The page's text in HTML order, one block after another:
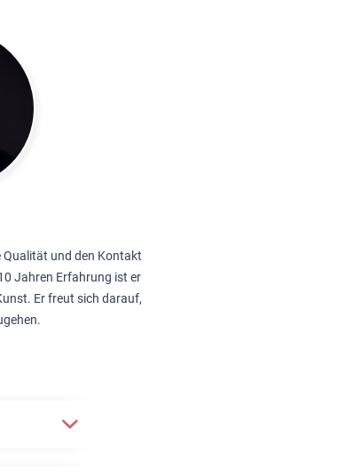
Qualität und den Kontakt
Jahren Erfahrung ist er
Er freut sich darauf,